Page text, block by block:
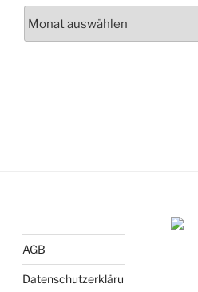
AGB
Datenschutzerkläru